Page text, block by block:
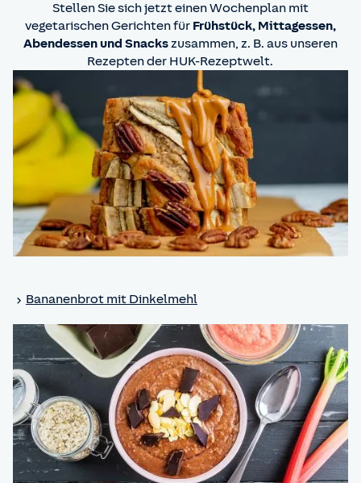
Stellen Sie sich jetzt einen Wochenplan mit
vegetarischen Gerichten für Frühstück, Mittagessen,
Abendessen und Snackszusammen, z. B. aus unseren
Rezepten der HUK-Rezeptwelt.
Bananenbrot mit Dinkelmehl